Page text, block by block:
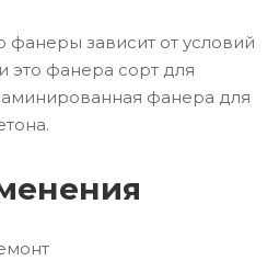
зависит от условий
это фанера сорт для
фанера для